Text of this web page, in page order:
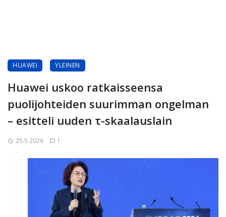
HUAWEI YLEINEN
Huawei uskoo ratkaisseensa
puolijohteiden suurimman ongelman
– esitteli uuden τ-skaalauslain
25.5.2026 1